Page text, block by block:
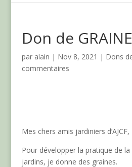
Don de
par alain | Nov 8, 2021 | Dons
commentaires
Mes chers amis jardiniers d’AJCF,
Pour développer la pratique de
jardins, je donne des graines.